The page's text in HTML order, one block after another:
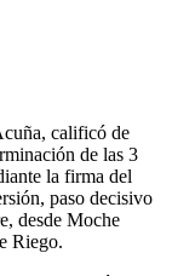
calificó de
de las 3
la firma del
paso decisivo
desde Moche
Riego.